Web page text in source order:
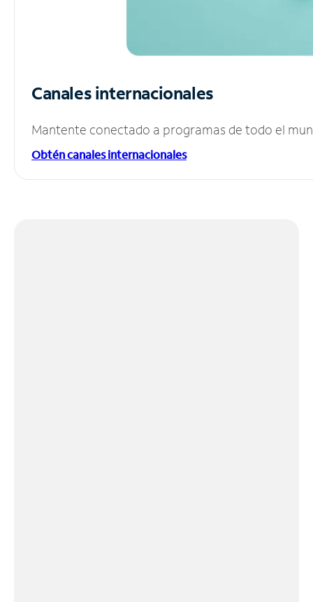
Canales internacionales
Mantente conectado a programas de todo el
Obtén canales internacionales